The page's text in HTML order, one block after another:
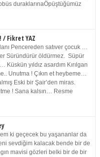
duraklarınaÖpüştüğümüz
! / Fikret YAZ
Pencereden satıver çocuk …
Süründürür öldürmez. Süpür
yıldız asardım Kırılgan
Unutma ! Çıkın et heybeme…
Eski bir Şair’den miras.
! Sana kalsın… Resme
ki geçecek bu yaşananlar da
sevdiğim kalacak bende bir de
mavisi gözleri belki bir de bir